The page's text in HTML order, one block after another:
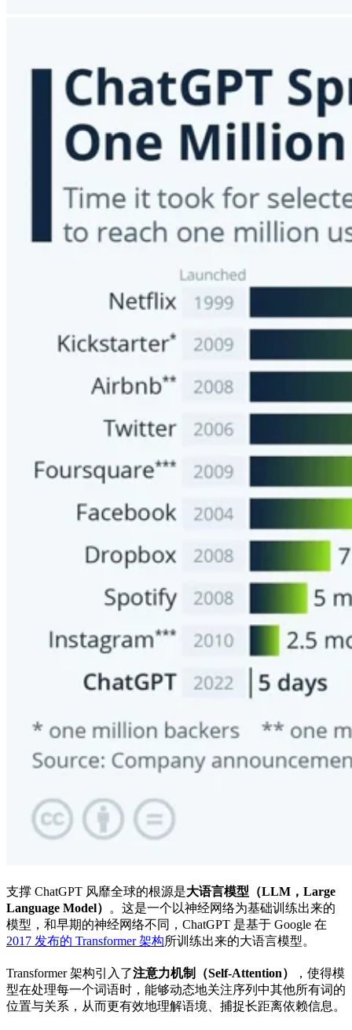
支撑 ChatGPT 风靡全球的根源是大语言模型（LLM，Large
Language Model）
。这是一个以神经网络为基础训练出来的
模型，和早期的神经网络不同，ChatGPT 是基于 Google 在
2017 发布的 Transformer 架构所训练出来的大语言模型。
Transformer 架构引入了注意力机制（Self-Attention）
，使得模
型在处理每一个词语时，能够动态地关注序列中其他所有词的
位置与关系，从而更有效地理解语境、捕捉长距离依赖信息。